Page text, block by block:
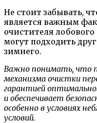
Не стоит забывать,
является важным
очистителя лобового
могут подходить
зимнего.
Важно понимать, что
механизма очистки
гарантией
и обеспечивает
особенно в условиях
условий.